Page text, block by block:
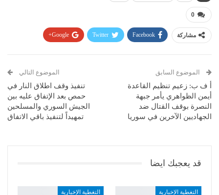
0
مشاركة Facebook
Twitter
Google+
البريد الإلكتروني
الموضوع السابق
أ ف ب: زعيم تنظيم القاعدة
أيمن الظواهري يأمر جبهة
النصرة بوقف القتال ضد
الجهاديين الآخرين في سوريا
الموضوع التالي
تنفيذ وقف اطلاق النار في
حمص بعد الإتفاق عليه بين
الجيش السوري والمسلحين
تمهيداً لتنفيذ باقي الاتفاق
قد يعجبك ايضا
التغطية الإخبارية التغطية الإخبارية